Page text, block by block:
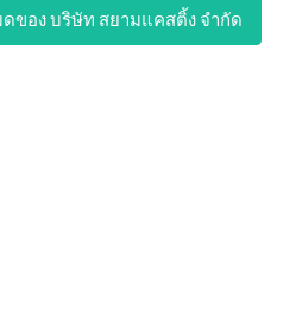
ของ บริษัท สยามแคสติ้ง จำกัด